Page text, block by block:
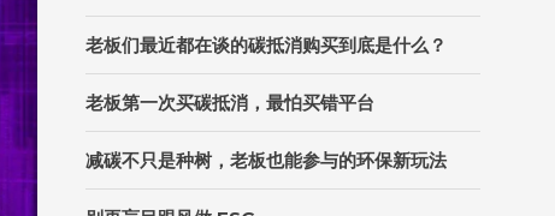
老板们最近都在谈的碳抵消购买到底是什么？
老板第一次买碳抵消，最怕买错平台
减碳不只是种树，老板也能参与的环保新玩法